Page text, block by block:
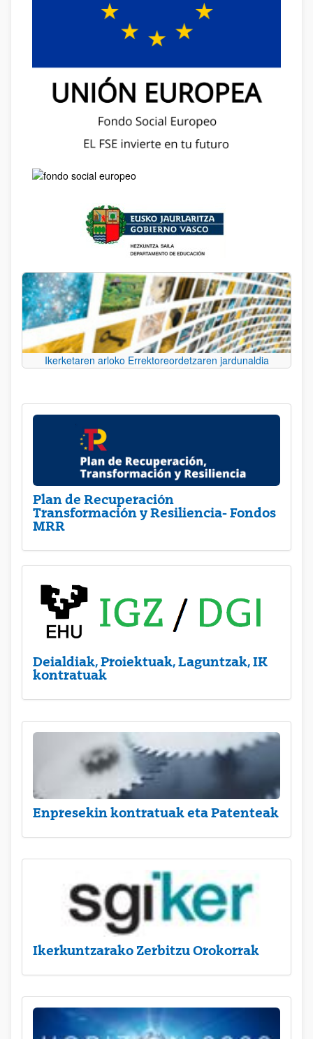
Ikerketaren arloko Errektoreordetzaren jardunaldia
Plan de Recuperación
Transformación y Resiliencia- Fondos
MRR
Deialdiak, Proiektuak, Laguntzak, IK
kontratuak
Enpresekin kontratuak eta Patenteak
Ikerkuntzarako Zerbitzu Orokorrak